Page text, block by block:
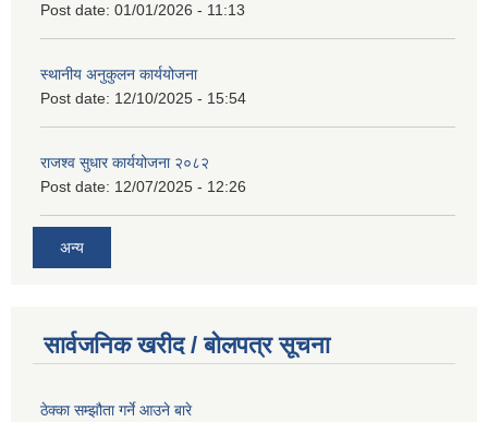
Post date: 01/01/2026 - 11:13
स्थानीय अनुकुलन कार्ययोजना
Post date: 12/10/2025 - 15:54
राजश्व सुधार कार्ययोजना २०८२
Post date: 12/07/2025 - 12:26
अन्य
सार्वजनिक खरीद / बोलपत्र सूचना
ठेक्का सम्झौता गर्ने आउने बारे